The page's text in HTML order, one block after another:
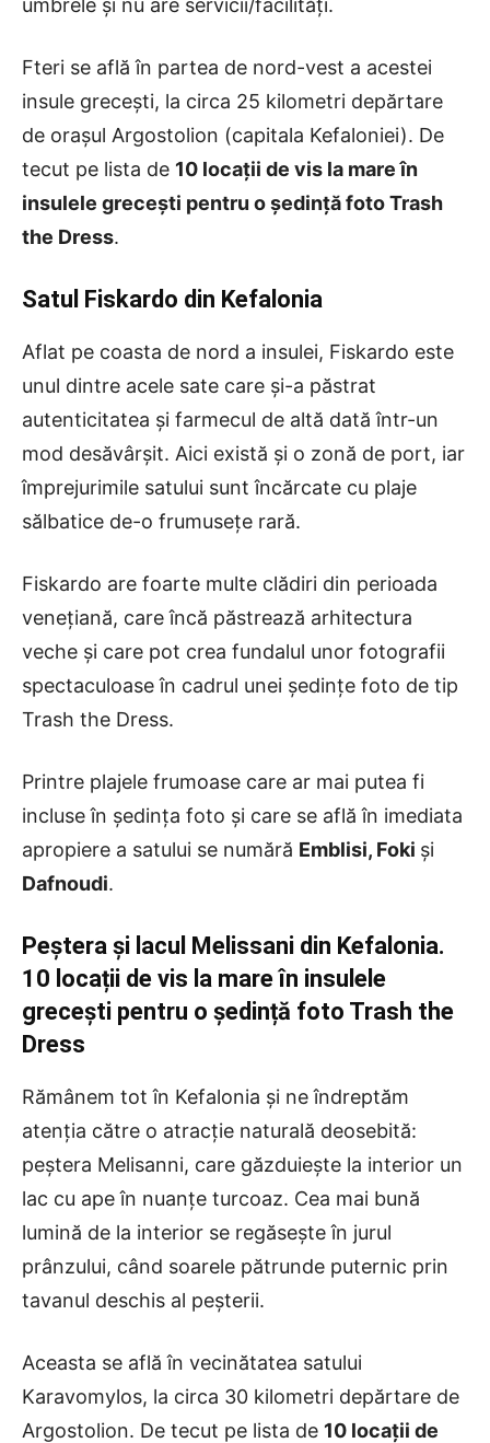
umbrele și nu are servicii/facilități.
Fteri se află în partea de nord-vest a acestei
insule grecești, la circa 25 kilometri depărtare
de orașul Argostolion (capitala Kefaloniei). De
tecut pe lista de 10 locații de vis la mare în
insulele grecești pentru o ședință foto Trash
the Dress.
Satul Fiskardo din Kefalonia
Aflat pe coasta de nord a insulei, Fiskardo este
unul dintre acele sate care și-a păstrat
autenticitatea și farmecul de altă dată într-un
mod desăvârșit. Aici există și o zonă de port, iar
împrejurimile satului sunt încărcate cu plaje
sălbatice de-o frumusețe rară.
Fiskardo are foarte multe clădiri din perioada
venețiană, care încă păstrează arhitectura
veche și care pot crea fundalul unor fotografii
spectaculoase în cadrul unei ședințe foto de tip
Trash the Dress.
Printre plajele frumoase care ar mai putea fi
incluse în ședința foto și care se află în imediata
apropiere a satului se numără Emblisi, Foki și
Dafnoudi.
Peștera și lacul Melissani din Kefalonia.
10 locații de vis la mare în insulele
grecești pentru o ședință foto Trash the
Dress
Rămânem tot în Kefalonia și ne îndreptăm
atenția către o atracție naturală deosebită:
peștera Melisanni, care găzduiește la interior un
lac cu ape în nuanțe turcoaz. Cea mai bună
lumină de la interior se regăsește în jurul
prânzului, când soarele pătrunde puternic prin
tavanul deschis al peșterii.
Aceasta se află în vecinătatea satului
Karavomylos, la circa 30 kilometri depărtare de
Argostolion. De tecut pe lista de 10 locații de